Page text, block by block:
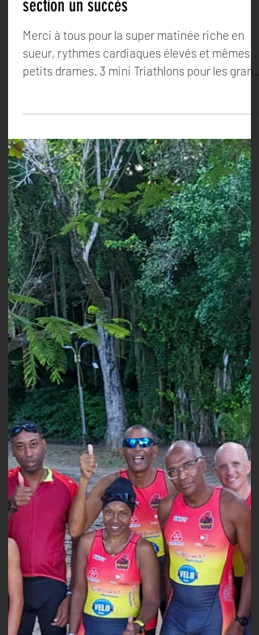
section un succès
Merci à tous pour la super matinée riche en
petits drames. 3 mini Triathlons pour les grands